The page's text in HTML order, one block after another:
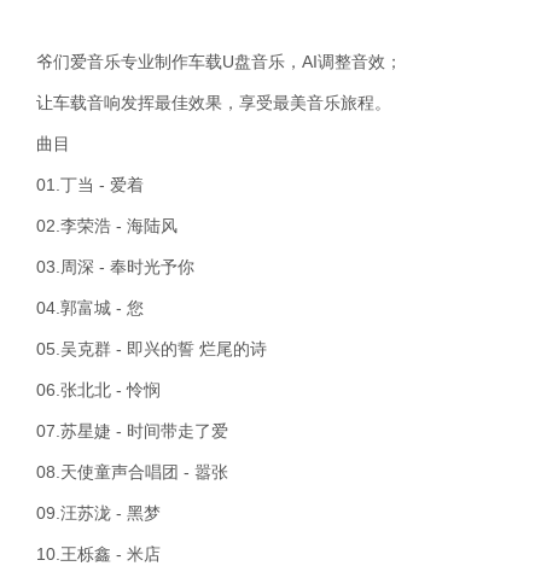
爷们爱音乐专业制作车载U盘音乐，AI调整音效；
让车载音响发挥最佳效果，享受最美音乐旅程。
曲目
01.丁当 - 爱着
02.李荣浩 - 海陆风
03.周深 - 奉时光予你
04.郭富城 - 您
05.吴克群 - 即兴的誓 烂尾的诗
06.张北北 - 怜悯
07.苏星婕 - 时间带走了爱
08.天使童声合唱团 - 嚣张
09.汪苏泷 - 黑梦
10.王栎鑫 - 米店